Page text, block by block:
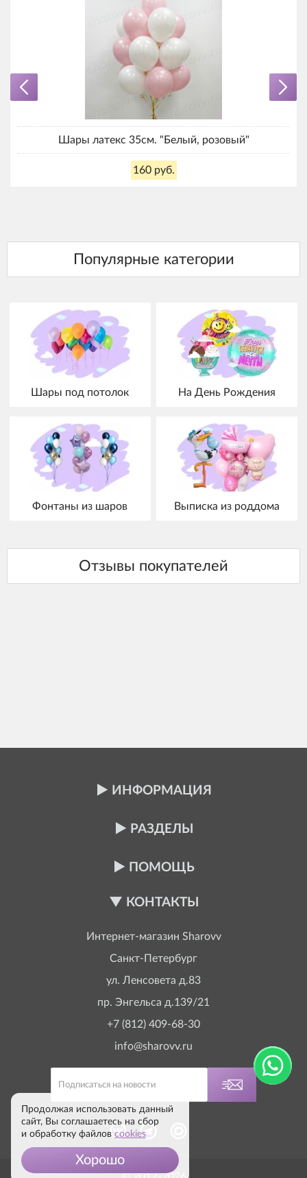
Шары латекс 35см. "Белый, розовый"
160 руб.
Шары под потолок На День Рождения
Фонтаны из шаров Выписка из роддома
ИНФОРМАЦИЯ
РАЗДЕЛЫ
ПОМОЩЬ
КОНТАКТЫ
Интернет-магазин Sharovv
Санкт-Петербург
ул. Ленсовета д.83
пр. Энгельса д.139/21
+7 (812) 409-68-30
info@sharovv.ru
Продолжая использовать данный
сайт, Вы соглашаетесь на сбор
и обработку файлов cookies
Хорошо